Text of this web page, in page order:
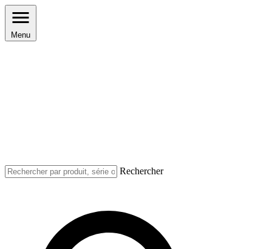
Menu
Rechercher